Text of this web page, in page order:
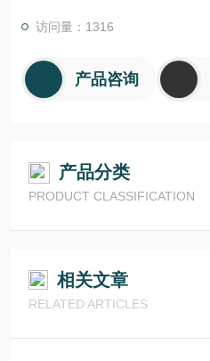
访问量：1316
产品咨询
产品分类
PRODUCT CLASSIFICATION
相关文章
RELATED ARTICLES